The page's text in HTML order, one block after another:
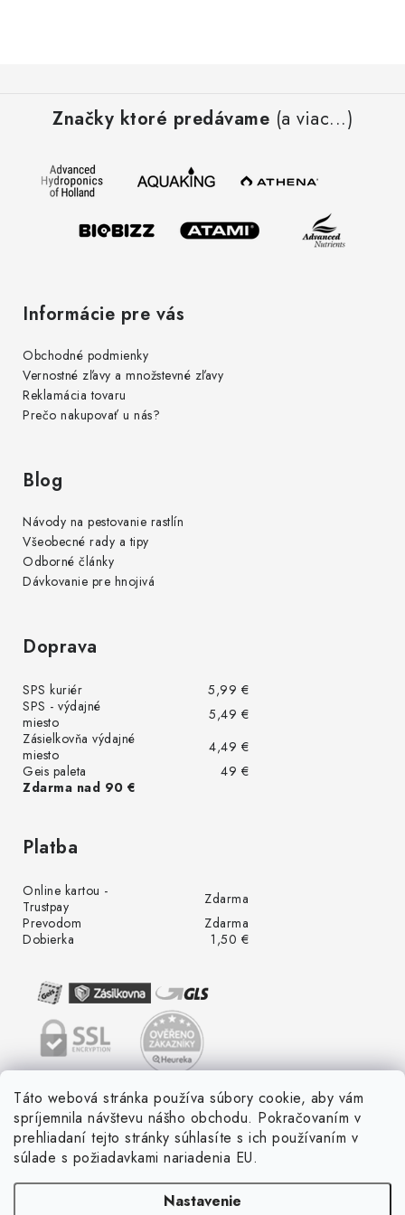
Táto webová stránka používa súbory cookie, aby vám
spríjemnila návštevu nášho obchodu. Pokračovaním v
prehliadaní tejto stránky súhlasíte s ich používaním v
súlade s požiadavkami nariadenia EU.
Nastavenie
Značky ktoré predávame (a viac...)
Informácie pre vás
Obchodné podmienky
Vernostné zľavy a množstevné zľavy
Reklamácia tovaru
Prečo nakupovať u nás?
Blog
Návody na pestovanie rastlín
Všeobecné rady a tipy
Odborné články
Dávkovanie pre hnojivá
Doprava
SPS kuriér
5,99 €
SPS - výdajné
miesto
5,49 €
Zásielkovňa výdajné
miesto
4,49 €
Geis paleta
49 €
Zdarma nad 90 €
Platba
Online kartou -
Trustpay
Zdarma
Prevodom
Zdarma
Dobierka
1,50 €